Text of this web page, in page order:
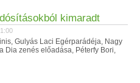
kimaradt
Gulyás Laci Egérparádéja, Nagy
Dia zenés előadása, Péterfy Bori,